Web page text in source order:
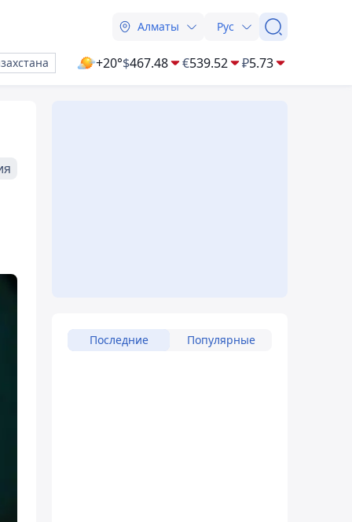
Алматы Рус
+20°$467.48 €539.52 ₽5.73
Последние Популярные